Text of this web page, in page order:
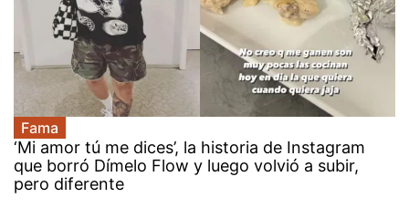
Fama
‘Mi amor tú me dices’, la historia de Instagram
que borró Dímelo Flow y luego volvió a subir,
pero diferente